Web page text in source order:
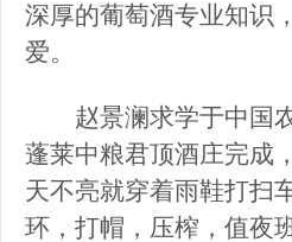
深厚的葡萄酒专业知识
爱。
赵景澜求学于中国农
蓬莱中粮君顶酒庄完成
天不亮就穿着雨鞋打扫
环，打帽，压榨，值夜